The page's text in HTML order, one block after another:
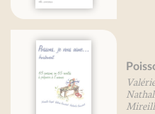
Poissons, je vous aime...
Valérie Gaudant
Nathalie Gaudant
Mireille Gayet